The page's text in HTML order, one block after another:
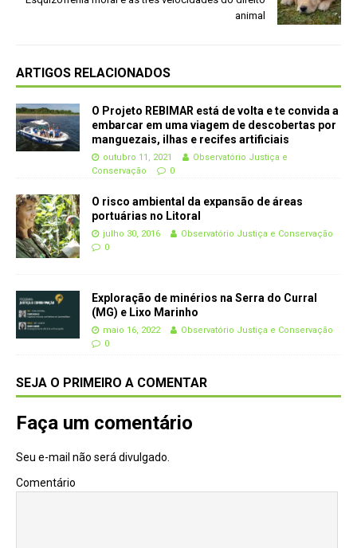
animal
ARTIGOS RELACIONADOS
O Projeto REBIMAR está de volta e te convida a
embarcar em uma viagem de descobertas por
manguezais, ilhas e recifes artificiais
outubro 11, 2021
Observatório Justiça e
Conservação
0
O risco ambiental da expansão de áreas
portuárias no Litoral
julho 30, 2016
Observatório Justiça e Conservação
0
Exploração de minérios na Serra do Curral
(MG) e Lixo Marinho
maio 16, 2022
Observatório Justiça e Conservação
0
SEJA O PRIMEIRO A COMENTAR
Faça um comentário
Seu e-mail não será divulgado.
Comentário